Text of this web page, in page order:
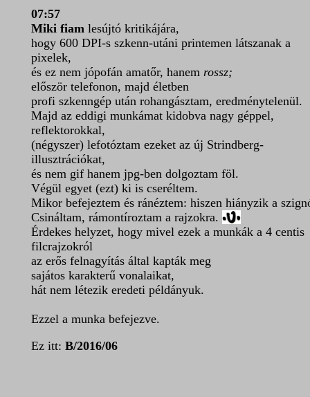
07:57
Miki fiam lesújtó kritikájára,
hogy 600 DPI-s szkenn-utáni printemen látszanak a
pixelek,
és ez nem jópofán amatőr, hanem rossz;
először telefonon, majd életben
profi szkenngép után rohangásztam, eredménytelenül.
Majd az eddigi munkámat kidobva nagy géppel,
reflektorokkal,
(négyszer) lefotóztam ezeket az új Strindberg-
illusztrációkat,
és nem gif hanem jpg-ben dolgoztam föl.
Végül egyet (ezt) ki is cseréltem.
Mikor befejeztem és ránéztem: hiszen hiányzik a
Csináltam, rámontíroztam a rajzokra.
Érdekes helyzet, hogy mivel ezek a munkák a 4 centis
filcrajzokról
az erős felnagyítás által kapták meg
sajátos karakterű vonalaikat,
hát nem létezik eredeti példányuk.
Ezzel a munka befejezve.
Ez itt: B/2016/06